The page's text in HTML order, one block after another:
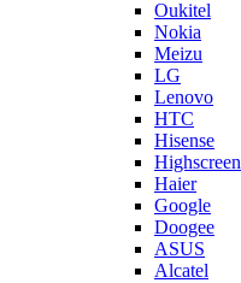
Oukitel
Nokia
Meizu
LG
Lenovo
HTC
Hisense
Highscreen
Haier
Google
Doogee
ASUS
Alcatel